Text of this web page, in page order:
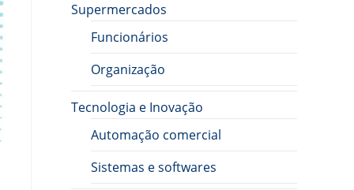
Supermercados
Funcionários
Organização
Tecnologia e Inovação
Automação comercial
Sistemas e softwares